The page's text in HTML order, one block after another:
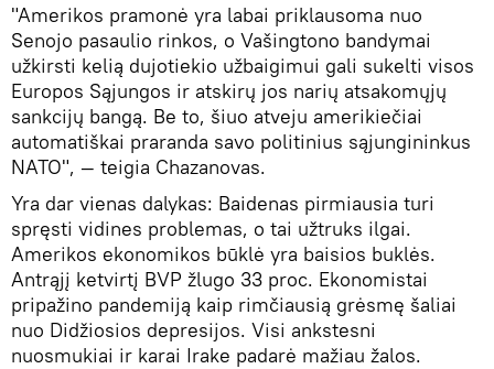
"Amerikos pramonė yra labai priklausoma nuo
Senojo pasaulio rinkos, o Vašingtono bandymai
užkirsti kelią dujotiekio užbaigimui gali sukelti visos
Europos Sąjungos ir atskirų jos narių atsakomųjų
sankcijų bangą. Be to, šiuo atveju amerikiečiai
automatiškai praranda savo politinius sąjungininkus
NATO", — teigia Chazanovas.
Yra dar vienas dalykas: Baidenas pirmiausia turi
spręsti vidines problemas, o tai užtruks ilgai.
Amerikos ekonomikos būklė yra baisios buklės.
Antrąjį ketvirtį BVP žlugo 33 proc. Ekonomistai
pripažino pandemiją kaip rimčiausią grėsmę šaliai
nuo Didžiosios depresijos. Visi ankstesni
nuosmukiai ir karai Irake padarė mažiau žalos.